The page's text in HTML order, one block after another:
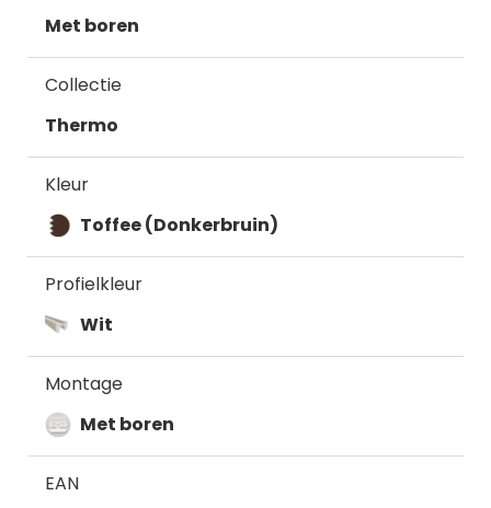
Met boren
Collectie
Thermo
Kleur
Toffee (Donkerbruin)
Profielkleur
Wit
Montage
Met boren
EAN